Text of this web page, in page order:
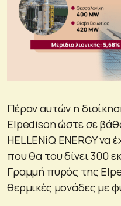
Πέραν αυτών η
Elpedison ώστε σε
HELLENiQ ENERGY να
που θα του δίνει 300
Γραμμή πυρός της
θερμικές μονάδες με